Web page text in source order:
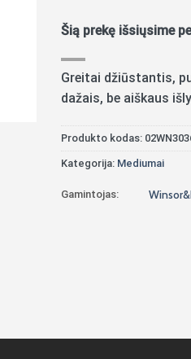
Šią prekę išsiųsime
Greitai džiūstantis,
dažais, be aiškaus
Produkto kodas:
Kategorija: Mediumai
Gamintojas: